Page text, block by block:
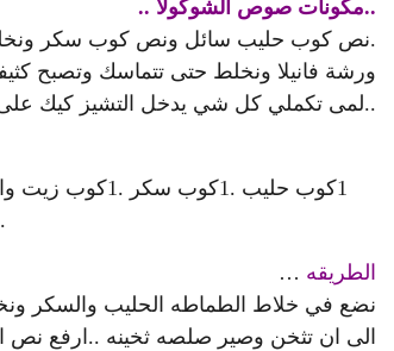
..مكونات صوص الشوكوﻻ ..
.نص كوب حليب سائل ونص كوب سكر
ورشة فانيلا ونخلط حتى تتماسك وتصبح
..لمى تكملي كل شي يدخل التشيز كيك على الثلاجه مده ﻻتقل عن
.و1مغلف
الطريقه …
نضع في خلاط الطماطه الحليب والسكر